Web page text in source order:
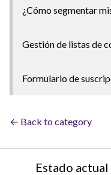
¿Cómo segmentar
Gestión de listas de
Formulario de
← Back to category
Estado